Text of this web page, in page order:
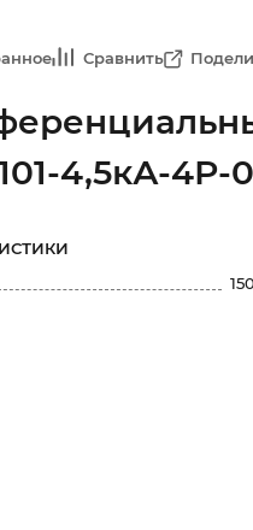
Сравнить
4,5кА-4Р-